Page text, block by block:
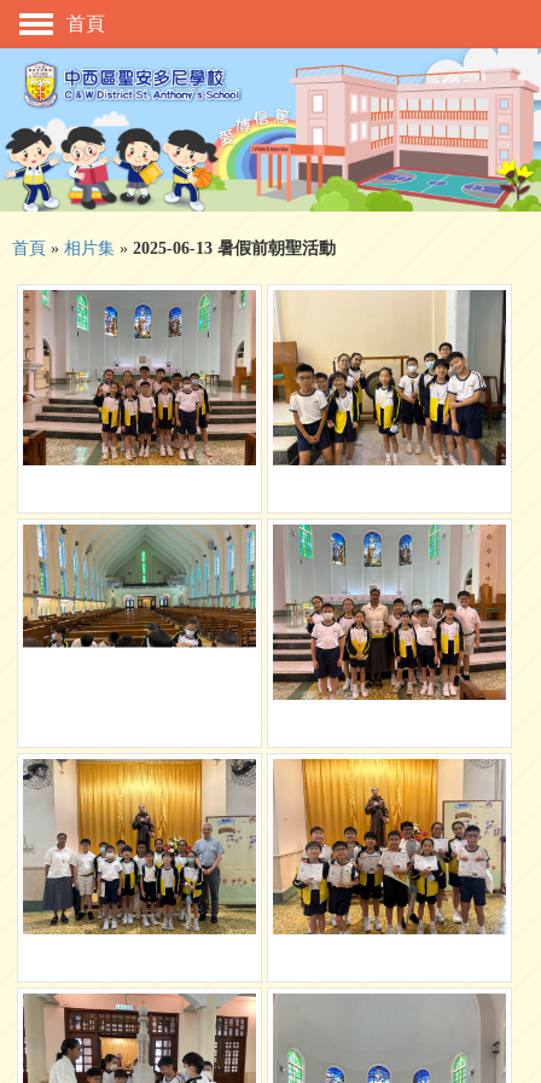
主頁
校慶活動
管理與組織
學與教
校風及學生支援
學生表現
相片及影片
升中資訊
入學申請
校友會
首頁
首頁 » 相片集 » 2025-06-13 暑假前朝聖活動